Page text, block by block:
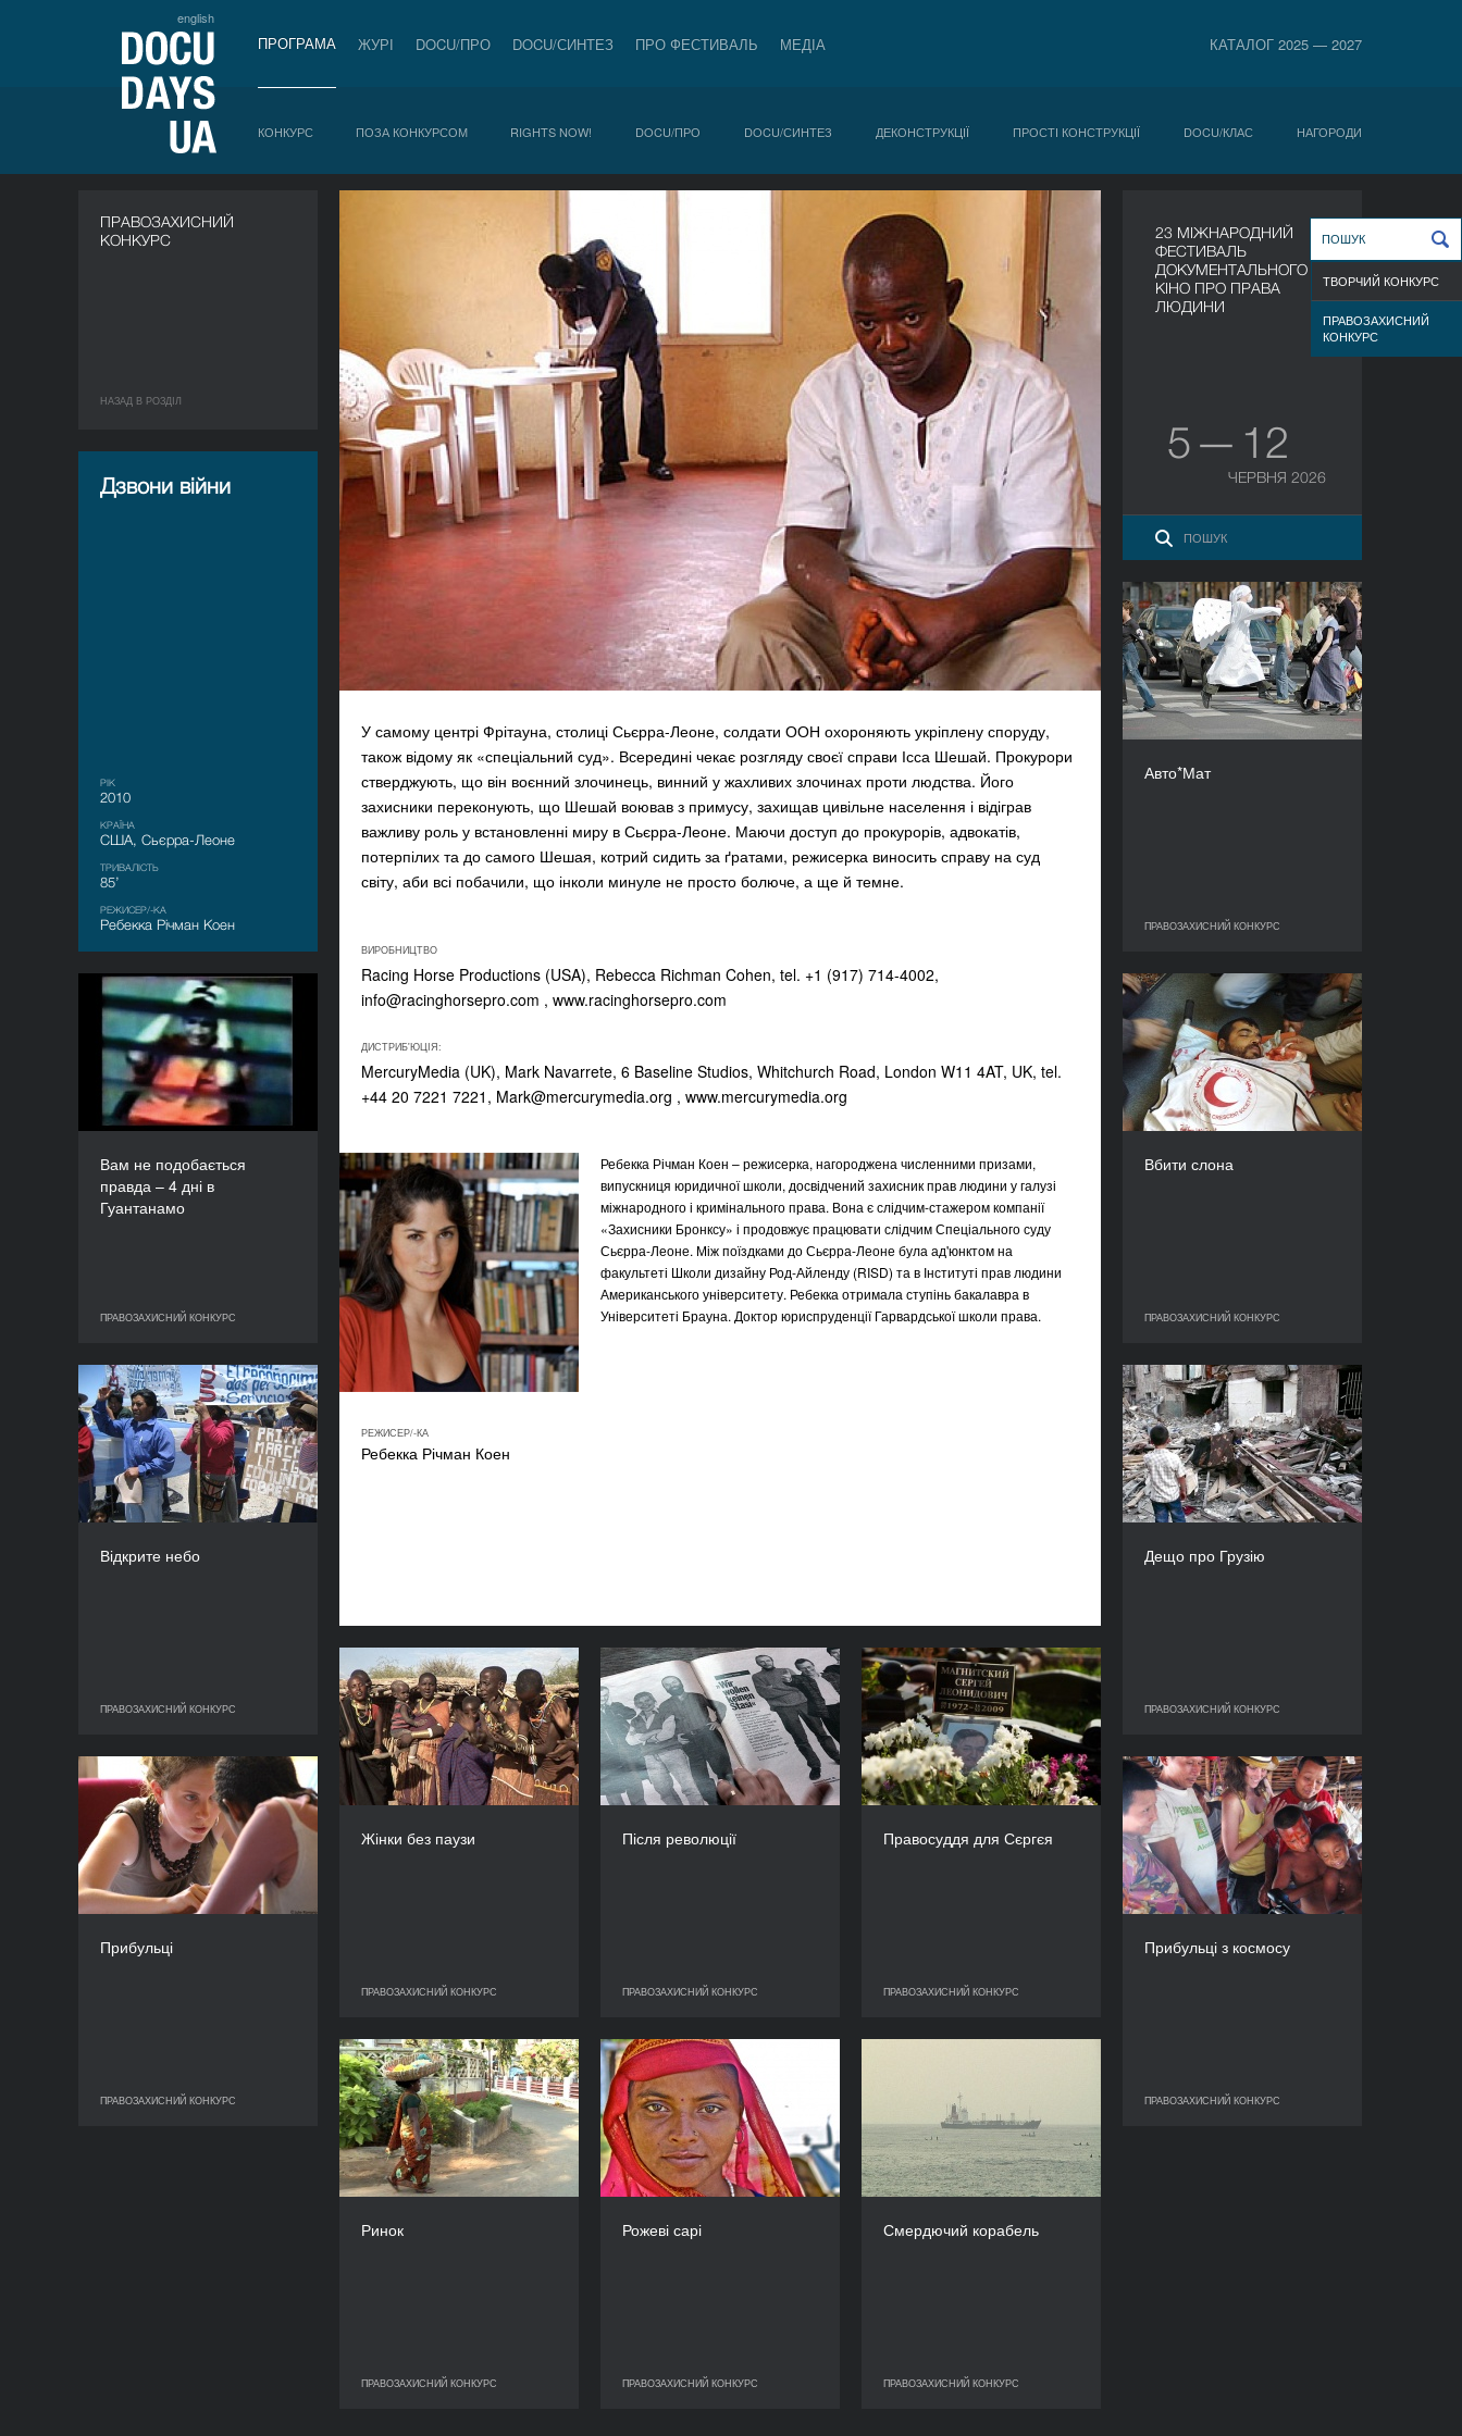
english
ПРОГРАМА ЖУРІ DOCU/ПРО DOCU/СИНТЕЗ ПРО ФЕСТИВАЛЬ МЕДІА КАТАЛОГ 2025 — 2027
КОНКУРС ПОЗА КОНКУРСОМ RIGHTS NOW! DOCU/ПРО DOCU/СИНТЕЗ ДЕКОНСТРУКЦІЇ ПРОСТІ КОНСТРУКЦІЇ DOCU/КЛАС НАГОРОДИ
ПРАВОЗАХИСНИЙ
КОНКУРС
НАЗАД В РОЗДIЛ
Дзвони війни
РІК
2010
КРАЇНА
США, Сьєрра-Леоне
ТРИВАЛІСТЬ
85’
РЕЖИСЕР/-КА
Ребекка Річман Коен
У самому центрі Фрітауна, столиці Сьєрра-Леоне, солдати ООН охороняють укріплену споруду,
також відому як «спеціальний суд». Всередині чекає розгляду своєї справи Ісса Шешай. Прокурори
стверджують, що він воєнний злочинець, винний у жахливих злочинах проти людства. Його
захисники переконують, що Шешай воював з примусу, захищав цивільне населення і відіграв
важливу роль у встановленні миру в Сьєрра-Леоне. Маючи доступ до прокурорів, адвокатів,
потерпілих та до самого Шешая, котрий сидить за ґратами, режисерка виносить справу на суд
світу, аби всі побачили, що інколи минуле не просто болюче, а ще й темне.
ВИРОБНИЦТВО
Racing Horse Productions (USA), Rebecca Richman Cohen, tel. +1 (917) 714-4002,
info@racinghorsepro.com , www.racinghorsepro.com
ДИСТРИБ'ЮЦІЯ:
MercuryMedia (UK), Mark Navarrete, 6 Baseline Studios, Whitchurch Road, London W11 4AT, UK, tel.
+44 20 7221 7221, Mark@mercurymedia.org , www.mercurymedia.org
РЕЖИСЕР/-КА
Ребекка Річман Коен
Ребекка Річман Коен – режисерка, нагороджена численними призами,
випускниця юридичної школи, досвідчений захисник прав людини у галузі
міжнародного і кримінального права. Вона є слідчим-стажером компанії
«Захисники Бронксу» і продовжує працювати слідчим Спеціального суду
Сьєрра-Леоне. Між поїздками до Сьєрра-Леоне була ад'юнктом на
факультеті Школи дизайну Род-Айленду (RISD) та в Інституті прав людини
Американського університету. Ребекка отримала ступінь бакалавра в
Університеті Брауна. Доктор юриспруденції Гарвардської школи права.
23 МІЖНАРОДНИЙ
ФЕСТИВАЛЬ
ДОКУМЕНТАЛЬНОГО
КІНО ПРО ПРАВА
ЛЮДИНИ
5 — 12
ЧЕРВНЯ 2026
Авто*Мат
ПРАВОЗАХИСНИЙ КОНКУРС
Авто*Мат
РІК
2009
КРАЇНА
Чехія
РЕЖИСЕР/-КА
ПРАВОЗАХИСНИЙ КОНКУРС
Вам не подобається
правда – 4 дні в
Гуантанамо
ПРАВОЗАХИСНИЙ КОНКУРС
Вам не подобається
правда – 4 дні в
Гуантанамо
2010
КРАЇНА
РЕЖИСЕР(К)И
Люк Коте, Патриціо
ПРАВОЗАХИСНИЙ КОНКУРС
Вбити слона
ПРАВОЗАХИСНИЙ КОНКУРС
Вбити слона
РІК
2009
КРАЇНА
Іспанія
РЕЖИСЕР(К)И
ПРАВОЗАХИСНИЙ КОНКУРС
Відкрите небо
ПРАВОЗАХИСНИЙ КОНКУРС
Відкрите небо
РІК
2010
КРАЇНА
Франція
РЕЖИСЕР/-КА
ПРАВОЗАХИСНИЙ КОНКУРС
Дещо про Грузію
ПРАВОЗАХИСНИЙ КОНКУРС
Дещо про Грузію
РІК
2010
КРАЇНА
Франція
РЕЖИСЕР/-КА
ПРАВОЗАХИСНИЙ КОНКУРС
Жінки без паузи
ПРАВОЗАХИСНИЙ КОНКУРС
Жінки без паузи
РІК
2010
КРАЇНА
Франція
РЕЖИСЕР/-КА
ПРАВОЗАХИСНИЙ КОНКУРС
Після революції
ПРАВОЗАХИСНИЙ КОНКУРС
Після революції
РІК
2010
КРАЇНА
Німеччина
РЕЖИСЕР(К)И
ПРАВОЗАХИСНИЙ КОНКУРС
Правосуддя для Сєргєя
ПРАВОЗАХИСНИЙ КОНКУРС
Правосуддя для Сєргєя
2010
КРАЇНА
Нідерланди
РЕЖИСЕР(К)И
ТРИВАЛІСТЬ
ПРАВОЗАХИСНИЙ КОНКУРС
Прибульці
ПРАВОЗАХИСНИЙ КОНКУРС
Прибульці
РІК
2009
КРАЇНА
Франція
РЕЖИСЕР(К)И
ПРАВОЗАХИСНИЙ КОНКУРС
Прибульці з космосу
ПРАВОЗАХИСНИЙ КОНКУРС
Прибульці з космосу
РІК
2010
КРАЇНА
Іспанія, США, Мексика
РЕЖИСЕР/-КА
ТРИВАЛІСТЬ
ПРАВОЗАХИСНИЙ КОНКУРС
Ринок
ПРАВОЗАХИСНИЙ КОНКУРС
Ринок
РІК
2010
КРАЇНА
Канада
РЕЖИСЕР/-КА
ПРАВОЗАХИСНИЙ КОНКУРС
Рожеві сарі
ПРАВОЗАХИСНИЙ КОНКУРС
Рожеві сарі
КРАЇНА
Велика Британія, Індія
РЕЖИСЕР/-КА
ПРАВОЗАХИСНИЙ КОНКУРС
Смердючий корабель
ПРАВОЗАХИСНИЙ КОНКУРС
КРАЇНА
США
РЕЖИСЕР/-КА
ПРАВОЗАХИСНИЙ КОНКУРС
ТВОРЧИЙ КОНКУРС
ПРАВОЗАХИСНИЙ
КОНКУРС